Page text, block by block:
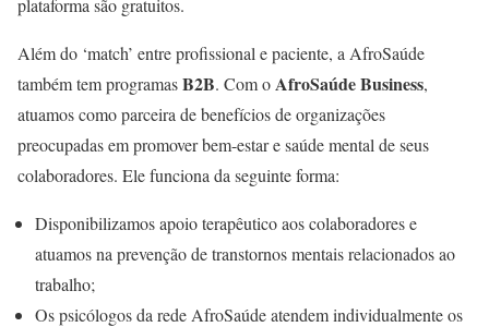
plataforma são gratuitos.
Além do ‘match’ entre profissional e paciente, a AfroSaúde
também tem programasB2B. Com oAfroSaúde Business,
atuamos como parceira de benefícios de organizações
preocupadas em promover bem-estar e saúde mental de seus
colaboradores. Ele funciona da seguinte forma:
Disponibilizamos apoio terapêutico aos colaboradores e
atuamos na prevenção de transtornos mentais relacionados ao
trabalho;
Os psicólogos da rede AfroSaúde atendem individualmente os